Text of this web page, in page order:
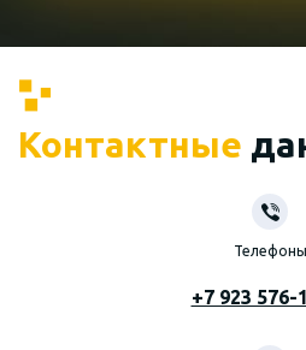
Контактные
Телефоны
+7 923 576-